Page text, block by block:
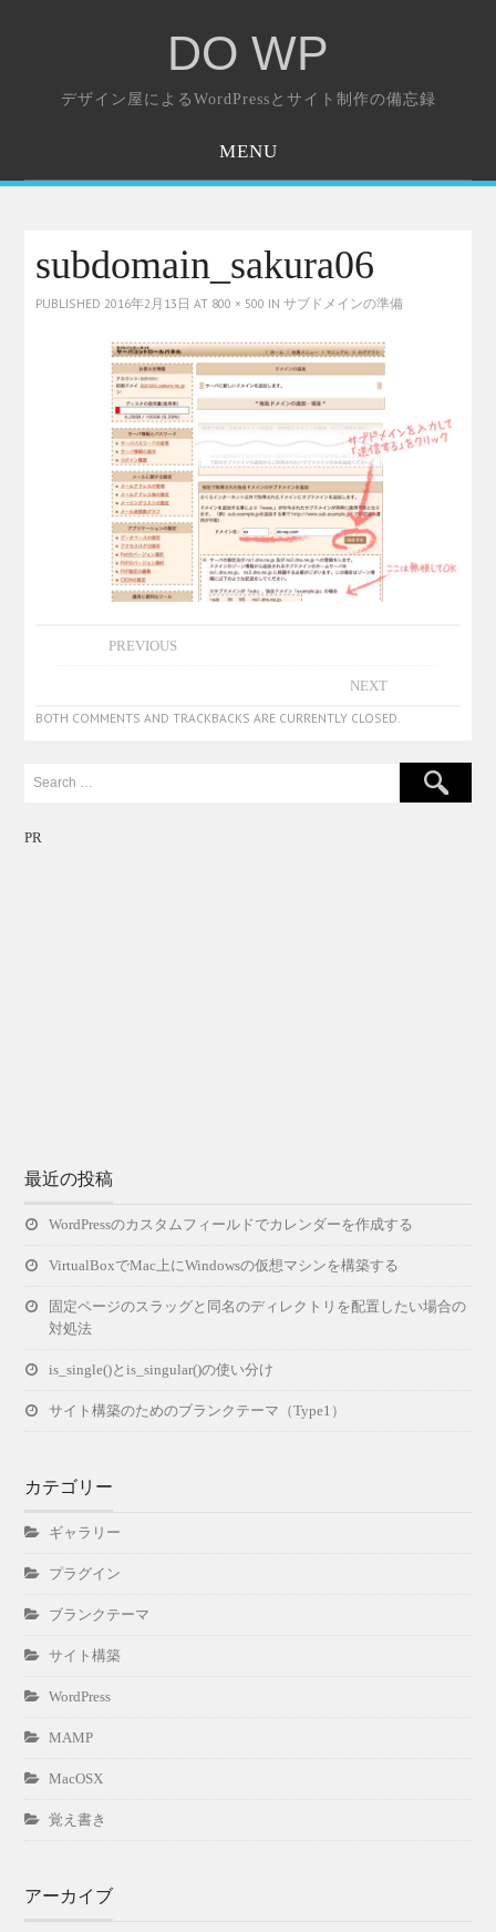
DO WP
デザイン屋によるWordPressとサイト制作の備忘録
MENU
subdomain_sakura06
PUBLISHED2016年2月13日 AT 800 × 500 INサブドメインの準備
PREVIOUS
NEXT
BOTH COMMENTS AND TRACKBACKS ARE CURRENTLY CLOSED.
PR
最近の投稿
WordPressのカスタムフィールドでカレンダーを作成する
VirtualBoxでMac上にWindowsの仮想マシンを構築する
固定ページのスラッグと同名のディレクトリを配置したい場合の
対処法
is_single()とis_singular()の使い分け
サイト構築のためのブランクテーマ（Type1）
カテゴリー
ギャラリー
プラグイン
ブランクテーマ
サイト構築
WordPress
MAMP
MacOSX
覚え書き
アーカイブ